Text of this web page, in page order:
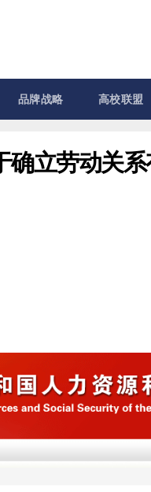
品牌战略 高校联盟
确立劳动关